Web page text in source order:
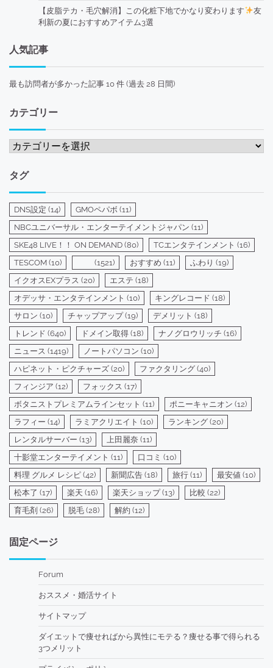
【皮脂テカ・毛穴解消】この化粧下地でかなり変わります
友
利新の夏におすすめアイテム3選
人気記事
最も訪問者が多かった記事 10 件 (過去 28 日間)
カテゴリー
カ
ゴ
リ
ー
タグ
DNS設定 (14) GMOペパボ (11)
NBCユニバーサル・エンターテイメントジャパン (11)
SKE48 LIVE！！ ON DEMAND (80) TCエンタテインメント (16)
TESCOM (10) (1521) おすすめ (11) ふわり (19)
イクオスEXプラス (20) エステ (18)
オデッサ・エンタテインメント (10) キングレコード (18)
サロン (10) チャップアップ(19) デメリット (18)
トレンド (640) ドメイン取得 (18) ナノグロウリッチ (16)
ニュース (1419) ノートパソコン (10)
ハピネット・ピクチャーズ (20) ファクタリング (40)
フィンジア (12) フォックス (17)
ボタニストプレミアムラインセット (11) ポニーキャニオン (12)
ラフィー (14) ラミアクリエイト (10) ランキング (20)
レンタルサーバー (13) 上田麗奈 (11)
十影堂エンターテイメント (11) 口コミ (10)
料理 グルメ レシピ (42) 新聞広告 (18) 旅行 (11) 最安値 (10)
松本了 (17) 楽天 (16) 楽天ショップ(13) 比較 (22)
育毛剤 (26) 脱毛 (28) 解約 (12)
固定ページ
Forum
おススメ・婚活サイト
サイトマップ
ダイエットで痩せればから異性にモテる？痩せる事で得られる
3つメリット